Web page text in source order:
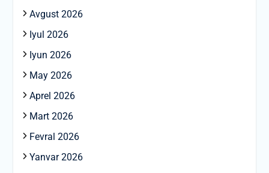
Avgust 2026
Iyul 2026
Iyun 2026
May 2026
Aprel 2026
Mart 2026
Fevral 2026
Yanvar 2026